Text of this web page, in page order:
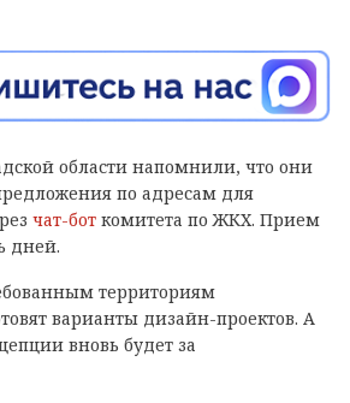
области напомнили, что они
по адресам для
чат-бот комитета по ЖКХ. Прием
дней.
территориям
варианты дизайн-проектов. А
вновь будет за